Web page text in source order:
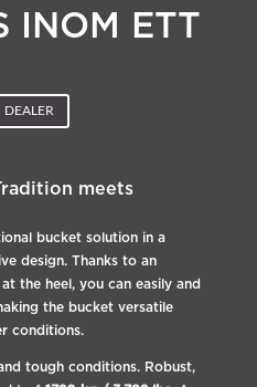
INOM ETT
DEALER
meets
bucket solution in a
design. Thanks to an
the heel, you can easily and
the bucket versatile
conditions.
tough conditions. Robust,